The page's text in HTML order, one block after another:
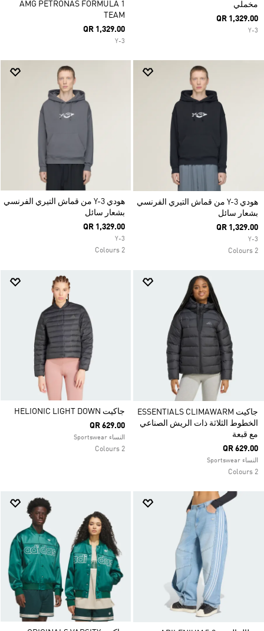
مخملي
QR 1,329.00
Y-3
AMG PETRONAS FORMULA 1
TEAM
QR 1,329.00
Y-3
هودي Y-3 من قماش التيري الفرنسي
بشعار سائل
QR 1,329.00
Y-3
2 Colours
هودي Y-3 من قماش التيري الفرنسي
بشعار سائل
QR 1,329.00
Y-3
2 Colours
جاكيت ESSENTIALS CLIMAWARM
الخطوط الثلاثة ذات الريش الصناعي
مع قبعة
QR 629.00
النساء Sportswear
2 Colours
جاكيت HELIONIC LIGHT DOWN
QR 629.00
النساء Sportswear
2 Colours